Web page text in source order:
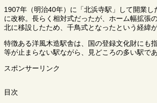
1907年（明治40年）に「北浜寺駅」して開業し
に改称。長らく相対式だったが、ホーム幅拡張
北に移設したため、千鳥式となったという経緯が
特徴ある洋風木造駅舎は、国の登録文化財にも
等が止まらない駅ながら、見どころの多い駅であ
スポンサーリンク
目次